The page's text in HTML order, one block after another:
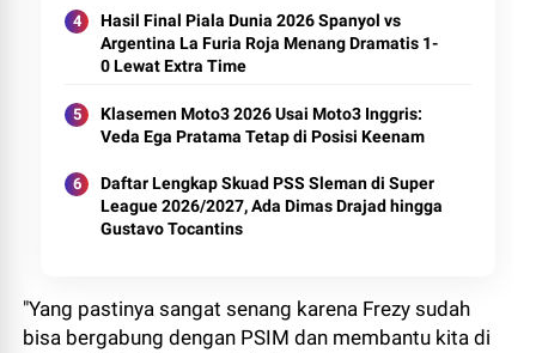
Hasil Final Piala Dunia 2026 Spanyol vs
Argentina La Furia Roja Menang Dramatis 1-
0 Lewat Extra Time
Klasemen Moto3 2026 Usai Moto3 Inggris:
Veda Ega Pratama Tetap di Posisi Keenam
Daftar Lengkap Skuad PSS Sleman di Super
League 2026/2027, Ada Dimas Drajad hingga
Gustavo Tocantins
"Yang pastinya sangat senang karena Frezy sudah
bisa bergabung dengan PSIM dan membantu kita di